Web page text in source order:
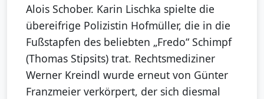
Alois Schober. Karin Lischka spielte die
übereifrige Polizistin Hofmüller, die in die
Fußstapfen des beliebten „Fredo“ Schimpf
(Thomas Stipsits) trat. Rechtsmediziner
Werner Kreindl wurde erneut von Günter
Franzmeier verkörpert, der sich diesmal